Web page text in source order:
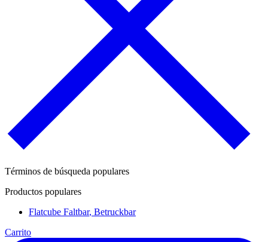
Términos de búsqueda populares
Productos populares
Flatcube Faltbar, Betruckbar
Carrito